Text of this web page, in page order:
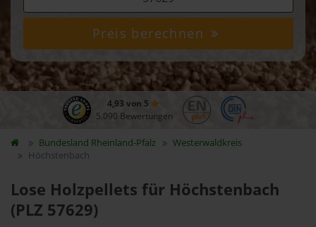
Preis berechnen
4,93 von 5
5.090 Bewertungen
Bundesland Rheinland-Pfalz
Westerwaldkreis
Höchstenbach
Lose Holzpellets für Höchstenbach
(PLZ 57629)